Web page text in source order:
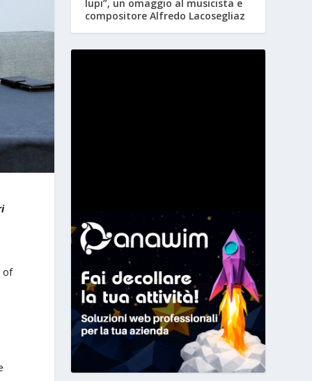
of
lupi”, un omaggio al musicista e
compositore Alfredo Lacosegliaz